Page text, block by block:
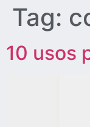
Tag:
10 usos